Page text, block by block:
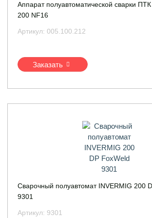
Аппарат полуавтоматической сварки
200 NF16
Артикул: 005.100.212
Заказать
Сварочный полуавтомат INVERMIG 200
9301
Артикул: 9301